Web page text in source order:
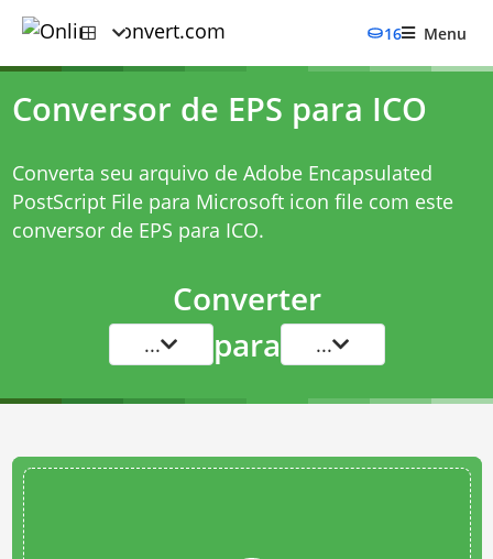
16 Menu
Conversor de EPS para ICO
Converta seu arquivo de Adobe Encapsulated
PostScript File para Microsoft icon file com este
conversor de EPS para ICO.
Converter
... para ...